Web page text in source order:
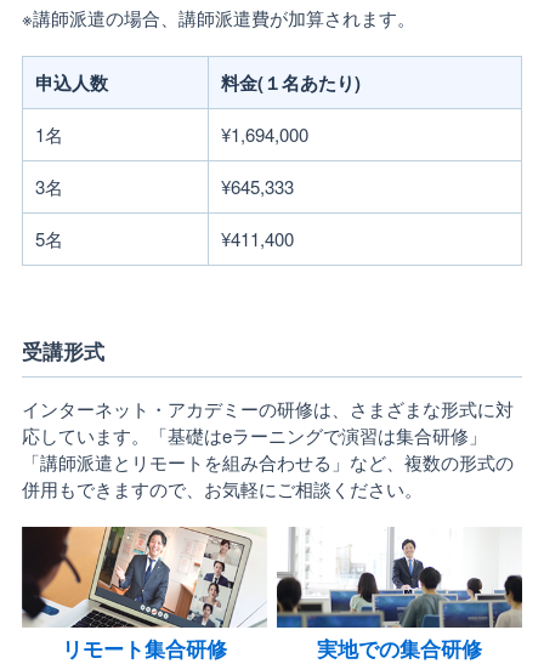
※講師派遣の場合、講師派遣費が加算されます。
申込人数 料金(１名あたり)
1名 ¥1,694,000
3名 ¥645,333
5名 ¥411,400
受講形式
インターネット・アカデミーの研修は、さまざまな形式に対
応しています。「基礎はeラーニングで演習は集合研修」
「講師派遣とリモートを組み合わせる」など、複数の形式の
併用もできますので、お気軽にご相談ください。
リモート集合研修 実地での集合研修